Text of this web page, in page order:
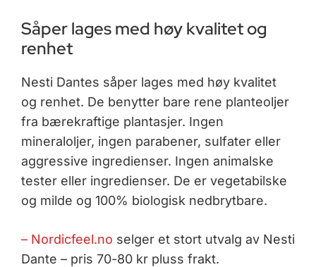
Såper lages med høy kvalitet og
renhet
Nesti Dantes såper lages med høy kvalitet
og renhet. De benytter bare rene planteoljer
fra bærekraftige plantasjer. Ingen
mineraloljer, ingen parabener, sulfater eller
aggressive ingredienser. Ingen animalske
tester eller ingredienser. De er vegetabilske
og milde og 100% biologisk nedbrytbare.
– Nordicfeel.no selger et stort utvalg av Nesti
Dante – pris 70-80 kr pluss frakt.